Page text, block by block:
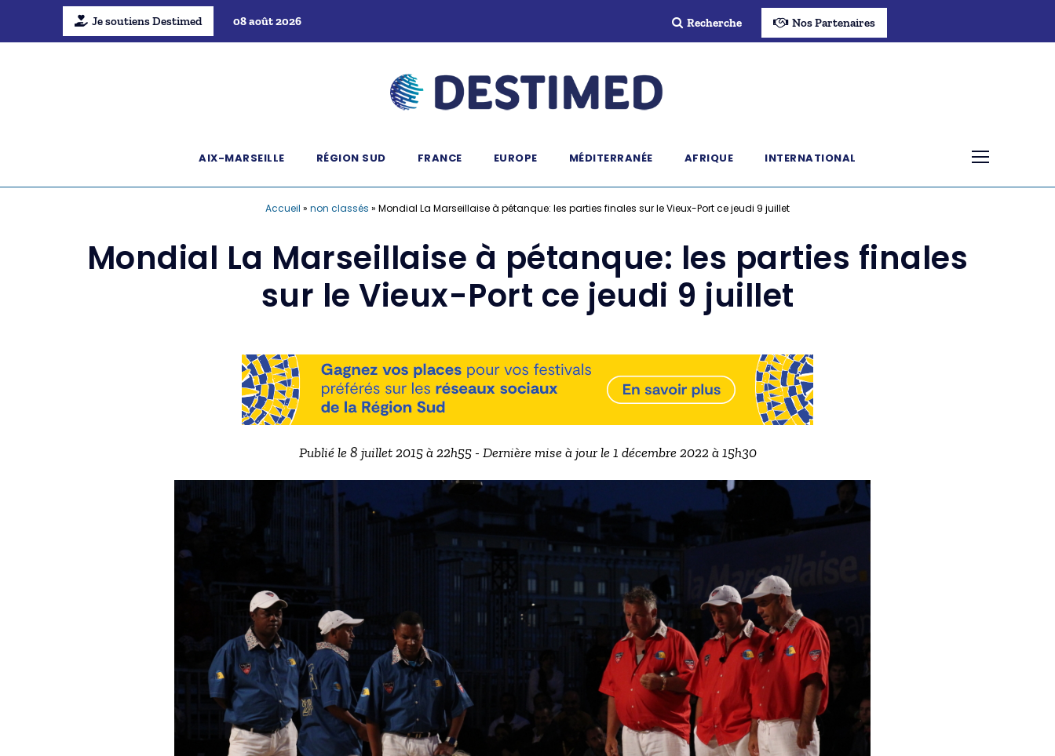
Je soutiens Destimed 08 août 2026 Recherche Nos Partenaires
AIX-MARSEILLE RÉGION SUD FRANCE EUROPE MÉDITERRANÉE AFRIQUE INTERNATIONAL
Accueil » non classés » Mondial La Marseillaise à pétanque: les parties finales sur le Vieux-Port ce jeudi 9 juillet
Mondial La Marseillaise à pétanque: les parties finales
sur le Vieux-Port ce jeudi 9 juillet
Publié le 8 juillet 2015 à 22h55 - Dernière mise à jour le 1 décembre 2022 à 15h30